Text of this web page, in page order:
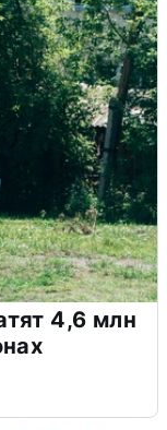
4,6 млн